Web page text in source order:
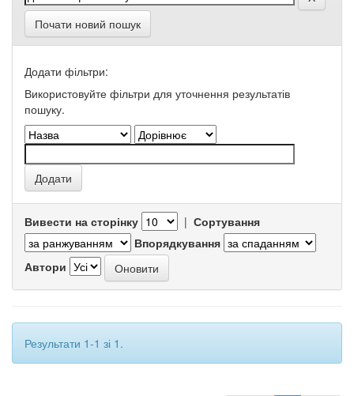
Почати новий пошук
Додати фільтри:
Використовуйте фільтри для уточнення результатів
пошуку.
Вивести на сторінку | Сортування
Впорядкування
Автори
Результати 1-1 зі 1.